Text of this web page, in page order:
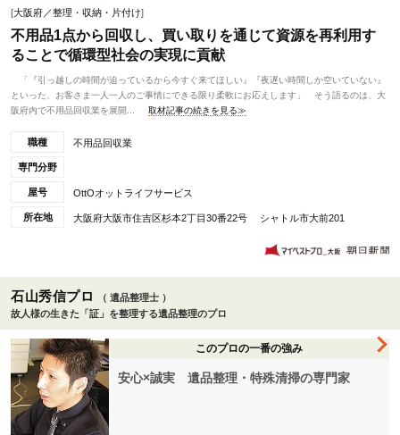
[大阪府／整理・収納・片付け]
不用品1点から回収し、買い取りを通じて資源を再利用す
ることで循環型社会の実現に貢献
「『引っ越しの時間が迫っているから今すぐ来てほしい』『夜遅い時間しか空いていない』
といった、お客さま一人一人のご事情にできる限り柔軟にお応えします」 そう語るのは、大
阪府内で不用品回収業を展開...
取材記事の続きを見る≫
職種 不用品回収業
専門分野
屋号 OttOオットライフサービス
所在地 大阪府大阪市住吉区杉本2丁目30番22号 シャトル市大前201
石山秀信プロ
（ 遺品整理士 ）
故人様の生きた「証」を整理する遺品整理のプロ
このプロの一番の強み
安心×誠実 遺品整理・特殊清掃の専門家